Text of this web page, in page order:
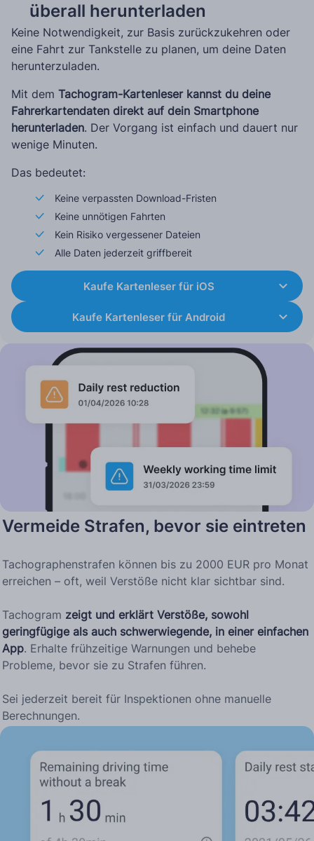
überall herunterladen
Keine Notwendigkeit, zur Basis zurückzukehren oder
eine Fahrt zur Tankstelle zu planen, um deine Daten
herunterzuladen.
Mit dem Tachogram-Kartenleser kannst du deine
Fahrerkartendaten direkt auf dein Smartphone
herunterladen. Der Vorgang ist einfach und dauert nur
wenige Minuten.
Das bedeutet:
Keine verpassten Download-Fristen
Keine unnötigen Fahrten
Kein Risiko vergessener Dateien
Alle Daten jederzeit griffbereit
Kaufe Kartenleser für iOS
Kaufe Kartenleser für Android
Vermeide Strafen, bevor sie eintreten
Tachographenstrafen können bis zu 2000 EUR pro Monat
erreichen – oft, weil Verstöße nicht klar sichtbar sind.
Tachogram zeigt und erklärt Verstöße, sowohl
geringfügige als auch schwerwiegende, in einer einfachen
App. Erhalte frühzeitige Warnungen und behebe
Probleme, bevor sie zu Strafen führen.
Sei jederzeit bereit für Inspektionen ohne manuelle
Berechnungen.